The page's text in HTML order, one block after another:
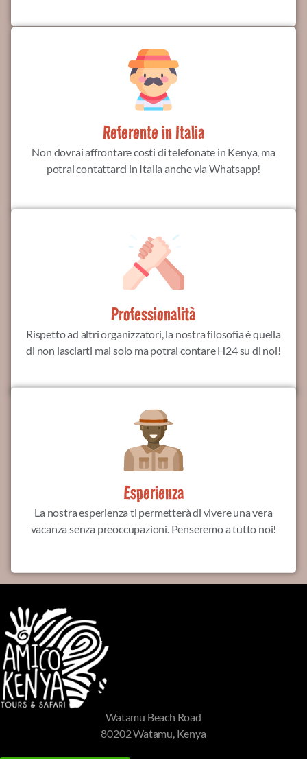
Referente in Italia
Non dovrai affrontare costi di telefonate in Kenya, ma
potrai contattarci in Italia anche via Whatsapp!
Professionalità
Rispetto ad altri organizzatori, la nostra filosofia è quella
di non lasciarti mai solo ma potrai contare H24 su di noi!
Esperienza
La nostra esperienza ti permetterà di vivere una vera
vacanza senza preoccupazioni. Penseremo a tutto noi!
Watamu Beach Road
80202 Watamu, Kenya